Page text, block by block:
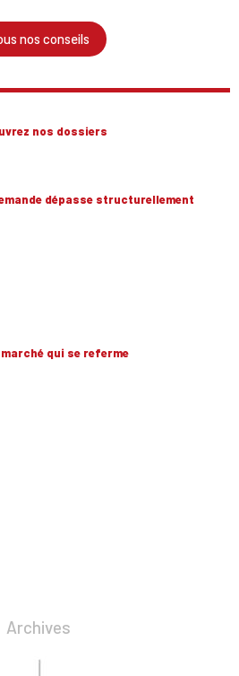
nos conseils
nos dossiers
dépasse structurellement
qui se referme
Archives